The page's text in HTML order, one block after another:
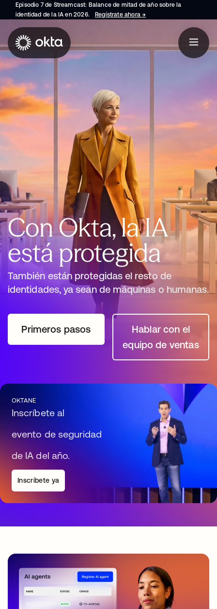
Episodio 7 de Streamcast: Balance de mitad de año sobre la
identidad de la IA en 2026.
Regístrate ahora→
Con Okta, la IA
está protegida
También están protegidas el resto de
identidades, ya sean de máquinas o humanas.
Primeros pasosse abre en una pestaña nueva
Hablar con el
equipo de ventas
OKTANE
Inscríbete al
evento de seguridad
de IA del año.
Inscríbete ya